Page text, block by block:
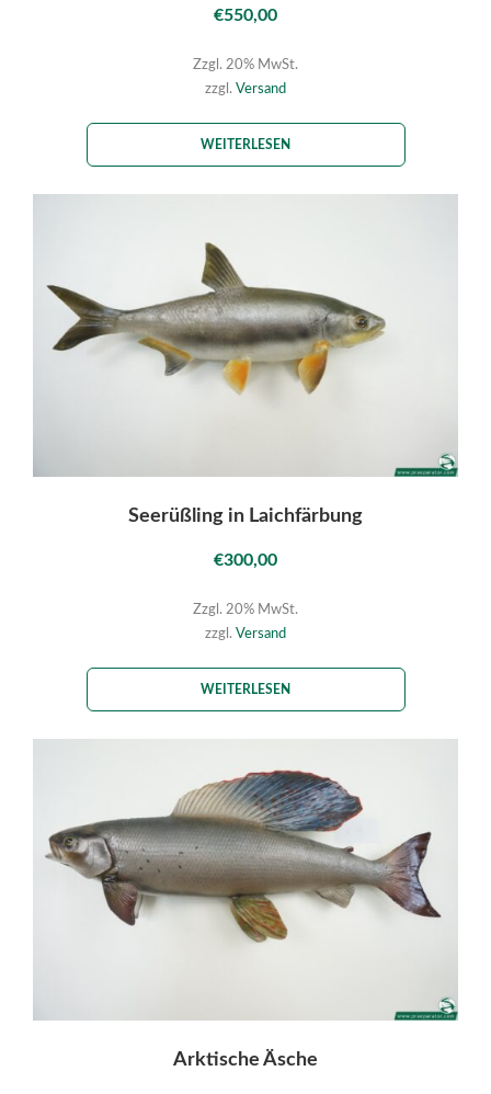
€550,00
Zzgl. 20% MwSt.
zzgl. Versand
WEITERLESEN
Seerüßling in Laichfärbung
€300,00
Zzgl. 20% MwSt.
zzgl. Versand
WEITERLESEN
Arktische Äsche